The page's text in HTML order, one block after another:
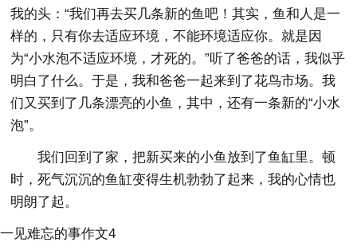
我的头：“我们再去买几条新的鱼吧！其实，鱼和人是一
样的，只有你去适应环境，不能环境适应你。就是因
为“小水泡不适应环境，才死的。”听了爸爸的话，我似乎
明白了什么。于是，我和爸爸一起来到了花鸟市场。我
们又买到了几条漂亮的小鱼，其中，还有一条新的“小水
泡”。
我们回到了家，把新买来的小鱼放到了鱼缸里。顿
时，死气沉沉的鱼缸变得生机勃勃了起来，我的心情也
明朗了起。
一见难忘的事作文4